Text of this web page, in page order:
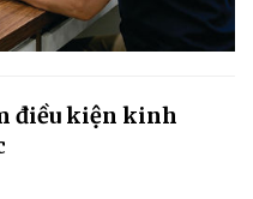
điều kiện kinh